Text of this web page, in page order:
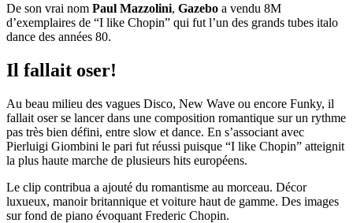
De son vrai nom Paul Mazzolini, Gazebo a vendu 8M
d’exemplaires de “I like Chopin” qui fut l’un des grands tubes italo
dance des années 80.
Il fallait oser!
Au beau milieu des vagues Disco, New Wave ou encore Funky, il
fallait oser se lancer dans une composition romantique sur un rythme
pas très bien défini, entre slow et dance. En s’associant avec
Pierluigi Giombini le pari fut réussi puisque “I like Chopin” atteignit
la plus haute marche de plusieurs hits européens.
Le clip contribua a ajouté du romantisme au morceau. Décor
luxueux, manoir britannique et voiture haut de gamme. Des images
sur fond de piano évoquant Frederic Chopin.